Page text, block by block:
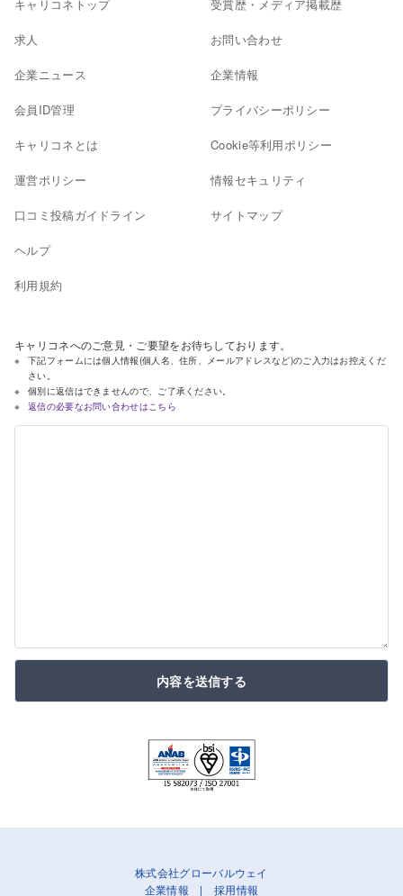
キャリコネトップ
求人
企業ニュース
会員ID管理
キャリコネとは
運営ポリシー
口コミ投稿ガイドライン
ヘルプ
利用規約
受賞歴・メディア掲載歴
お問い合わせ
企業情報
プライバシーポリシー
Cookie等利用ポリシー
情報セキュリティ
サイトマップ
キャリコネへのご意見・ご要望をお待ちしております。
下記フォームには個人情報(個人名、住所、メールアドレスなど)のご入力はお控えくだ
さい。
個別に返信はできませんので、ご了承ください。
返信の必要なお問い合わせはこちら
内容を送信する
株式会社グローバルウェイ
企業情報 | 採用情報